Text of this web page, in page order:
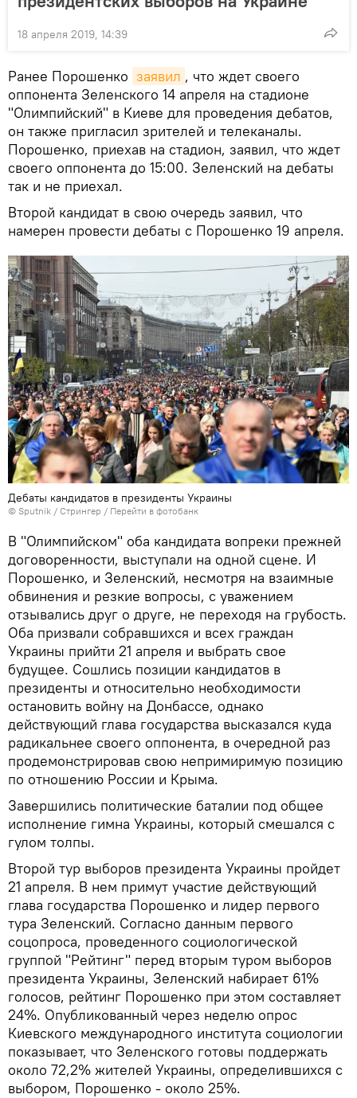
18 апреля 2019, 14:39
Ранее Порошенко заявил , что ждет своего
оппонента Зеленского 14 апреля на стадионе
"Олимпийский" в Киеве для проведения дебатов,
он также пригласил зрителей и телеканалы.
Порошенко, приехав на стадион, заявил, что ждет
своего оппонента до 15:00. Зеленский на дебаты
так и не приехал.
Второй кандидат в свою очередь заявил, что
намерен провести дебаты с Порошенко 19 апреля.
Дебаты кандидатов в президенты Украины
© Sputnik / Стрингер / Перейти в фотобанк
В "Олимпийском" оба кандидата вопреки прежней
договоренности, выступали на одной сцене. И
Порошенко, и Зеленский, несмотря на взаимные
обвинения и резкие вопросы, с уважением
отзывались друг о друге, не переходя на грубость.
Оба призвали собравшихся и всех граждан
Украины прийти 21 апреля и выбрать свое
будущее. Сошлись позиции кандидатов в
президенты и относительно необходимости
остановить войну на Донбассе, однако
действующий глава государства высказался куда
радикальнее своего оппонента, в очередной раз
продемонстрировав свою непримиримую позицию
по отношению России и Крыма.
Завершились политические баталии под общее
исполнение гимна Украины, который смешался с
гулом толпы.
Второй тур выборов президента Украины пройдет
21 апреля. В нем примут участие действующий
глава государства Порошенко и лидер первого
тура Зеленский. Согласно данным первого
соцопроса, проведенного социологической
группой "Рейтинг" перед вторым туром выборов
президента Украины, Зеленский набирает 61%
голосов, рейтинг Порошенко при этом составляет
24%. Опубликованный через неделю опрос
Киевского международного института социологии
показывает, что Зеленского готовы поддержать
около 72,2% жителей Украины, определившихся с
выбором, Порошенко - около 25%.